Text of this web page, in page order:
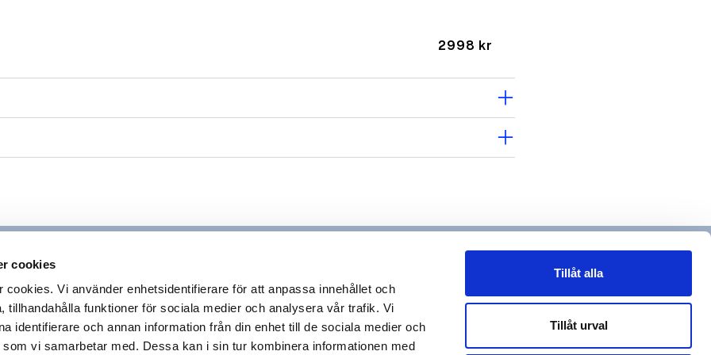
cookies
cookies. Vi använder enhetsidentifierare för att anpassa innehållet och
tillhandahålla funktioner för sociala medier och analysera vår trafik. Vi
identifierare och annan information från din enhet till de sociala medier och
vi samarbetar med. Dessa kan i sin tur kombinera informationen med
Tillåt alla
Tillåt urval
2998 kr
1550 kr